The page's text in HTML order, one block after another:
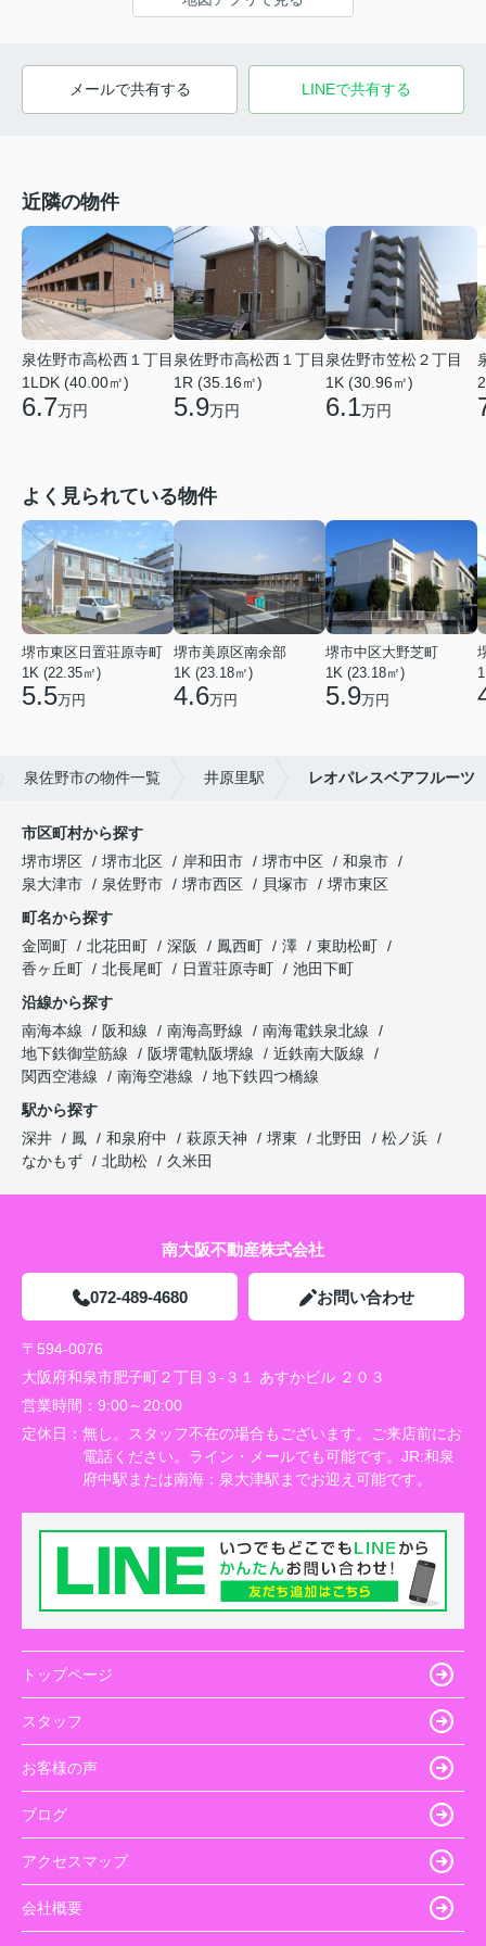
メールで共有する LINEで共有する
近隣の物件
泉佐野市高松西１丁目
1LDK (40.00㎡)
6.7万円
泉佐野市高松西１丁目
1R (35.16㎡)
5.9万円
泉佐野市笠松２丁目
1K (30.96㎡)
6.1万円
よく見られている物件
堺市東区日置荘原寺町
1K (22.35㎡)
5.5万円
堺市美原区南余部
1K (23.18㎡)
4.6万円
堺市中区大野芝町
1K (23.18㎡)
5.9万円
泉佐野市の物件一覧 井原里駅 レオパレスベアフルーツ
市区町村から探す
堺市堺区
堺市北区 岸和田市 堺市中区
和泉市
泉大津市
泉佐野市 堺市西区 貝塚市
堺市東区
町名から探す
金岡町
北花田町 深阪 鳳西町 澤
東助松町
香ヶ丘町
北長尾町 日置荘原寺町
池田下町
沿線から探す
南海本線
阪和線 南海高野線
南海電鉄泉北線
地下鉄御堂筋線
阪堺電軌阪堺線
近鉄南大阪線
関西空港線
南海空港線
地下鉄四つ橋線
駅から探す
深井
鳳 和泉府中 萩原天神 堺東 北野田
松ノ浜
なかもず
北助松 久米田
南大阪不動産株式会社
072-489-4680 お問い合わせ
〒594-0076
大阪府和泉市肥子町２丁目３-３１ あすかビル ２０３
営業時間： 9:00～20:00
定休日： 無し。スタッフ不在の場合もございます。ご来店前にお
電話ください。ライン・メールでも可能です。JR:和泉
府中駅または南海：泉大津駅までお迎え可能です。
トップページ
スタッフ
お客様の声
ブログ
アクセスマップ
会社概要